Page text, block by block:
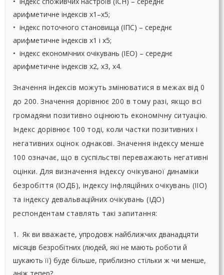
арифметичне індексів х1–х5;
• індекс поточного становища (ІПС) – середнє
арифметичне індексів х1 і х5;
• індекс економічних очікувань (ІЕО) – середнє
арифметичне індексів х2, х3, х4.
Значення індексів можуть змінюватися в межах від 0
до 200. Значення дорівнює 200 в тому разі, якщо всі
громадяни позитивно оцінюють економічну ситуацію.
Індекс дорівнює 100 тоді, коли частки позитивних і
негативних оцінок однакові. Значення індексу менше
100 означає, що в суспільстві переважають негативні
оцінки. Для визначення індексу очікуваної динаміки
безробіття (ІОДБ), індексу інфляційних очікувань (ІІО)
та індексу девальваційних очікувань (ІДО)
респондентам ставлять такі запитання:
1. Як ви вважаєте, упродовж найближчих дванадцяти
місяців безробітних (людей, які не мають роботи й
шукають її) буде більше, приблизно стільки ж чи менше,